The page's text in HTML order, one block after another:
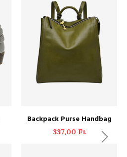
ADD TO CART
Backpack Purse Handbag
337,00 Ft